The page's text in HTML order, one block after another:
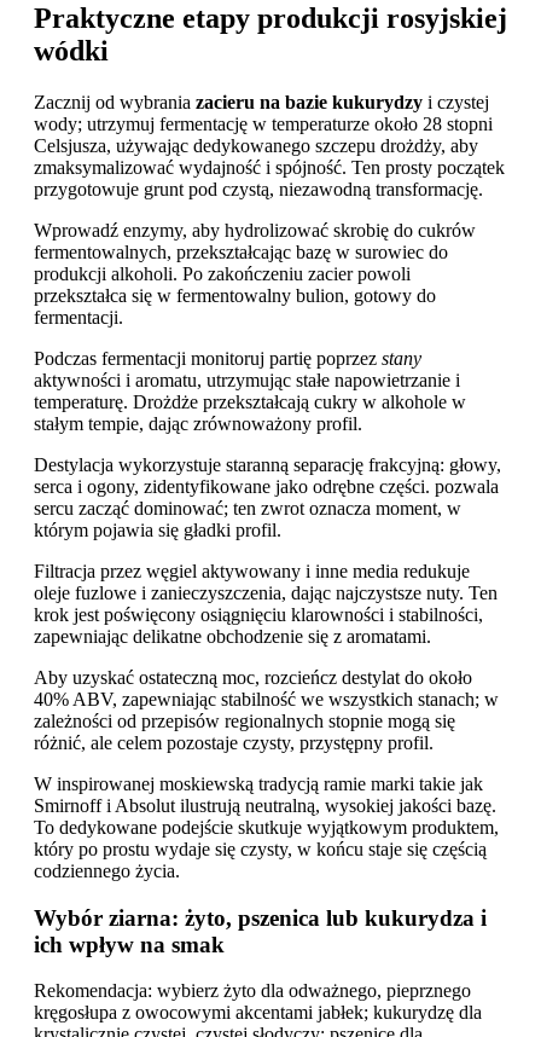
Praktyczne etapy produkcji rosyjskiej
wódki
Zacznij od wybrania zacieru na bazie kukurydzy i czystej
wody; utrzymuj fermentację w temperaturze około 28 stopni
Celsjusza, używając dedykowanego szczepu drożdży, aby
zmaksymalizować wydajność i spójność. Ten prosty początek
przygotowuje grunt pod czystą, niezawodną transformację.
Wprowadź enzymy, aby hydrolizować skrobię do cukrów
fermentowalnych, przekształcając bazę w surowiec do
produkcji alkoholi. Po zakończeniu zacier powoli
przekształca się w fermentowalny bulion, gotowy do
fermentacji.
Podczas fermentacji monitoruj partię poprzez stany
aktywności i aromatu, utrzymując stałe napowietrzanie i
temperaturę. Drożdże przekształcają cukry w alkohole w
stałym tempie, dając zrównoważony profil.
Destylacja wykorzystuje staranną separację frakcyjną: głowy,
serca i ogony, zidentyfikowane jako odrębne części. pozwala
sercu zacząć dominować; ten zwrot oznacza moment, w
którym pojawia się gładki profil.
Filtracja przez węgiel aktywowany i inne media redukuje
oleje fuzlowe i zanieczyszczenia, dając najczystsze nuty. Ten
krok jest poświęcony osiągnięciu klarowności i stabilności,
zapewniając delikatne obchodzenie się z aromatami.
Aby uzyskać ostateczną moc, rozcieńcz destylat do około
40% ABV, zapewniając stabilność we wszystkich stanach; w
zależności od przepisów regionalnych stopnie mogą się
różnić, ale celem pozostaje czysty, przystępny profil.
W inspirowanej moskiewską tradycją ramie marki takie jak
Smirnoff i Absolut ilustrują neutralną, wysokiej jakości bazę.
To dedykowane podejście skutkuje wyjątkowym produktem,
który po prostu wydaje się czysty, w końcu staje się częścią
codziennego życia.
Wybór ziarna: żyto, pszenica lub kukurydza i
ich wpływ na smak
Rekomendacja: wybierz żyto dla odważnego, pieprznego
kręgosłupa z owocowymi akcentami jabłek; kukurydzę dla